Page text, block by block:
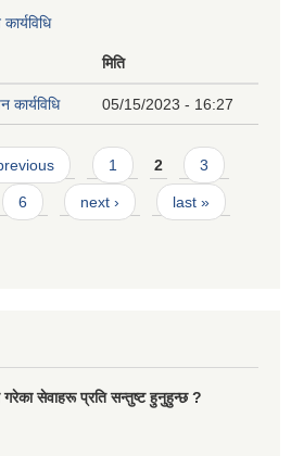
मिति
कार्यविधि 05/15/2023 - 16:27
1 2 3
6 next › last »
गरेका सेवाहरू प्रति सन्तुष्ट हुनुहुन्छ ?